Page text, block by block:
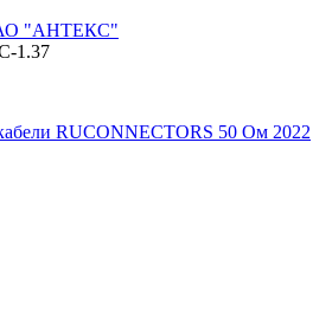
"АНТЕКС"
1.37
RUCONNECTORS 50 Ом 2022